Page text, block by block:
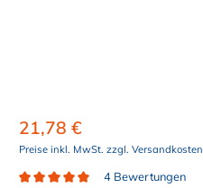
21,78 €
Preise inkl. MwSt. zzgl. Versandkosten
4 Bewertungen